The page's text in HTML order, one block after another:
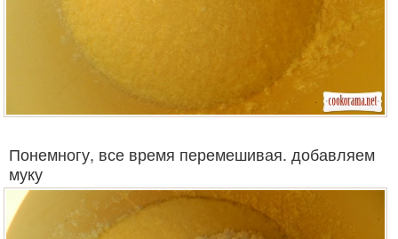
Понемногу, все время перемешивая. добавляем
муку